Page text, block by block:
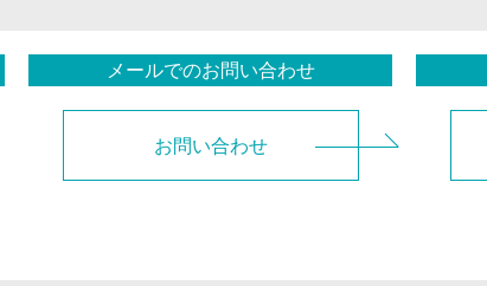
メールでのお問い合わせ
お問い合わせ